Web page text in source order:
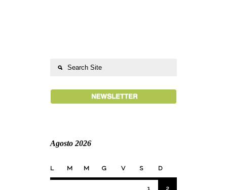
Agosto 2026
L M M G V S D
1 2